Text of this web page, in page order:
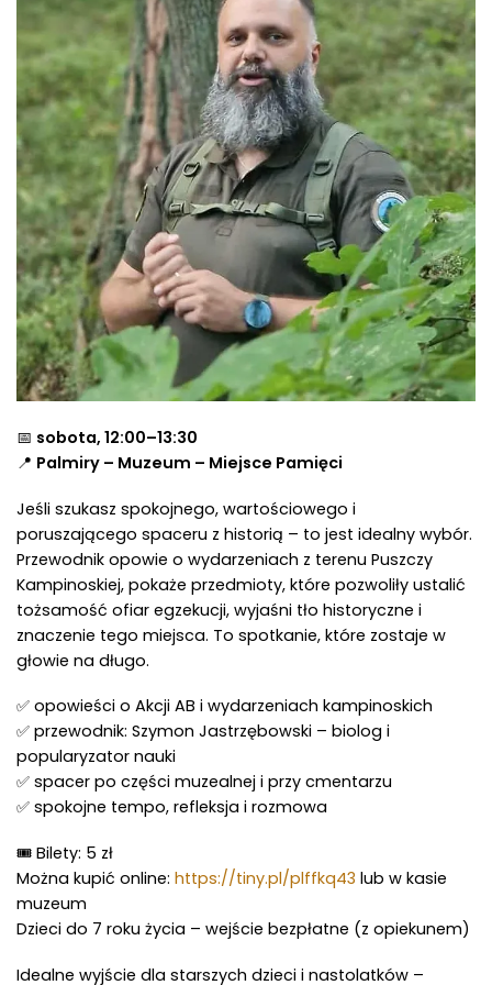
📅 sobota, 12:00–13:30
📍 Palmiry – Muzeum – Miejsce Pamięci
Jeśli szukasz spokojnego, wartościowego i
poruszającego spaceru z historią – to jest idealny wybór.
Przewodnik opowie o wydarzeniach z terenu Puszczy
Kampinoskiej, pokaże przedmioty, które pozwoliły ustalić
tożsamość ofiar egzekucji, wyjaśni tło historyczne i
znaczenie tego miejsca. To spotkanie, które zostaje w
głowie na długo.
✅ opowieści o Akcji AB i wydarzeniach kampinoskich
✅ przewodnik: Szymon Jastrzębowski – biolog i
popularyzator nauki
✅ spacer po części muzealnej i przy cmentarzu
✅ spokojne tempo, refleksja i rozmowa
🎟 Bilety: 5 zł
Można kupić online: https://tiny.pl/plffkq43 lub w kasie
muzeum
Dzieci do 7 roku życia – wejście bezpłatne (z opiekunem)
Idealne wyjście dla starszych dzieci i nastolatków –